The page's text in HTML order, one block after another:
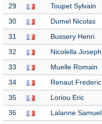
29 Toupet Sylvain
30 Dumel Nicolas
31 Bussery Henri
32 Nicolella Joseph
33 Muelle Romain
34 Renaut Frederic
35 Loriou Eric
36 Lalanne Samuel